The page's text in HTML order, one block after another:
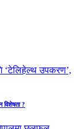
विशेषता ?